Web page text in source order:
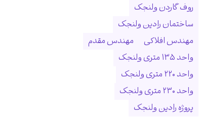
روف گاردن ولنجک
ساختمان رادین ولنجک
مهندس افلاکی
مهندس مقدم
واحد ۱۳۵ متری ولنجک
واحد ۲۲۰ متری ولنجک
واحد ۲۳۰ متری ولنجک
پروژه رادین ولنجک